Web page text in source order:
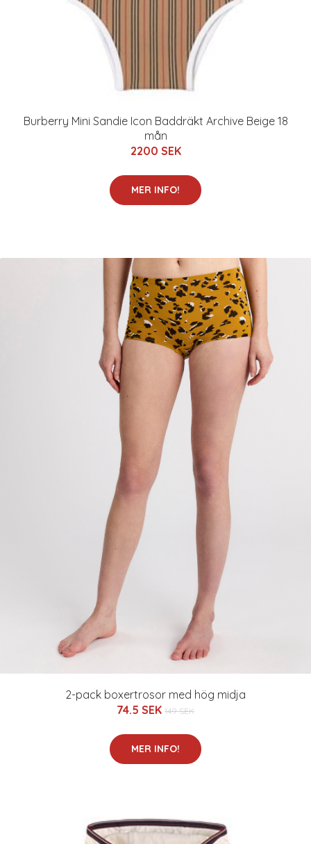
Burberry Mini Sandie Icon Baddräkt Archive Beige 18
mån
2200 SEK
MER INFO!
2-pack boxertrosor med hög midja
74.5 SEK 149 SEK
MER INFO!